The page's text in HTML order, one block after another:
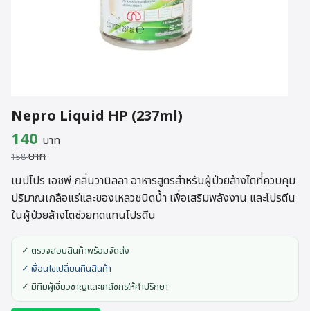
Nepro Liquid HP (237ml)
158บาท
Original
price
was:
158 บาท.
140 บาท
is:
140 บาท.
เนปโปร เอชพี กลิ่นวานิลลา อาหารสูตรสำหรับผู้ป่วยล้างไตที่ควบคุม
ปริมาณเกลือแร่และของเหลวชนิดน้ำ เพื่อเสริมพลังงาน และโปรตีน
ในผู้ป่วยล้างไตช่วยทดแทนโปรตีน
✓ ตรวจสอบสินค้าพร้อมจัดส่ง
✓ เงื่อนไขเปลี่ยนคืนสินค้า
✓ มีทีมผู้เชี่ยวชาญและเภสัชกรให้คำปรึกษา